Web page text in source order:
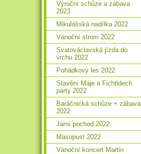
Výroční schůze a zábava
2023
Mikulášská nadílka 2022
Vánoční strom 2022
Svatováclavská jízda do
vrchu 2022
Pohádkový les 2022
Stavění Máje a Fichtldech
párty 2022
Baráčnická schůze + zábava
2022
Jarní pochod 2022
Masopust 2022
Vánoční koncert Martin